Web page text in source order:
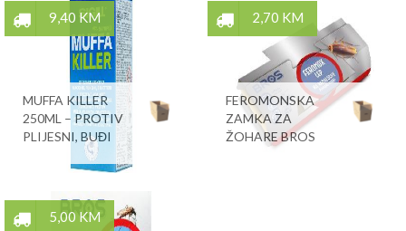
9,40 KM
MUFFA KILLER
250ML – PROTIV
PLIJESNI, BUĐI
2,70 KM
FEROMONSKA
ZAMKA ZA
ŽOHARE BROS
5,00 KM